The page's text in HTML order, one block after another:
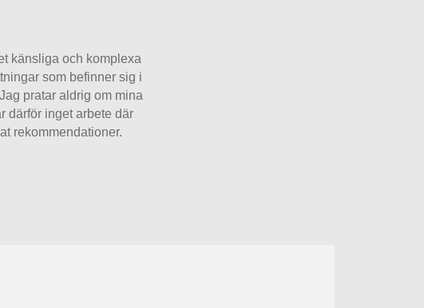
känsliga och komplexa
som befinner sig i
pratar aldrig om mina
därför inget arbete där
rekommendationer.